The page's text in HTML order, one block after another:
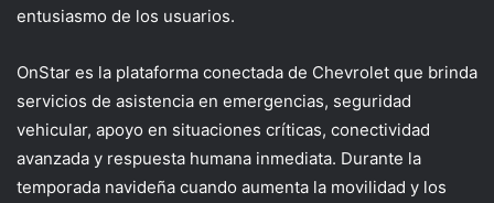
entusiasmo de los usuarios.
OnStar es la plataforma conectada de Chevrolet que brinda
servicios de asistencia en emergencias, seguridad
vehicular, apoyo en situaciones críticas, conectividad
avanzada y respuesta humana inmediata. Durante la
temporada navideña cuando aumenta la movilidad y los